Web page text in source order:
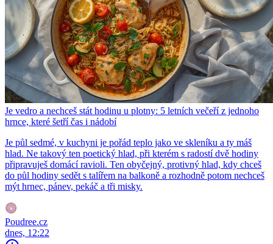
Je vedro a nechceš stát hodinu u plotny: 5 letních večeří z jednoho
hrnce, které šetří čas i nádobí
Je půl sedmé, v kuchyni je pořád teplo jako ve skleníku a ty máš
hlad. Ne takový ten poetický hlad, při kterém s radostí dvě hodiny
připravuješ domácí ravioli. Ten obyčejný, protivný hlad, kdy chceš
do půl hodiny sedět s talířem na balkoně a rozhodně potom nechceš
mýt hrnec, pánev, pekáč a tři misky.
Poudree.cz
dnes, 12:22